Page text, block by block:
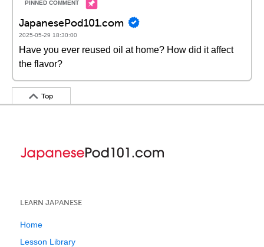
JapanesePod101.com
2025-05-29 18:30:00
Have you ever reused oil at home? How did it affect
the flavor?
Top
LEARN JAPANESE
Home
Lesson Library